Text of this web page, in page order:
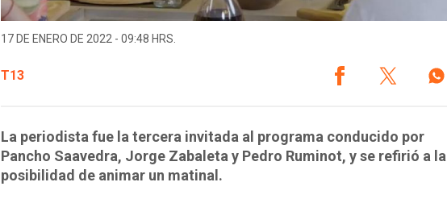
17 DE ENERO DE 2022 - 09:48 HRS.
T13
La periodista fue la tercera invitada al programa conducido por
Pancho Saavedra, Jorge Zabaleta y Pedro Ruminot, y se refirió a la
posibilidad de animar un matinal.